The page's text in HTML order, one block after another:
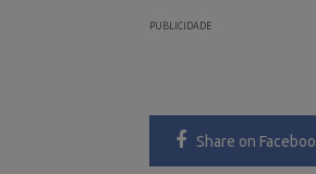
PUBLICIDADE
Share on